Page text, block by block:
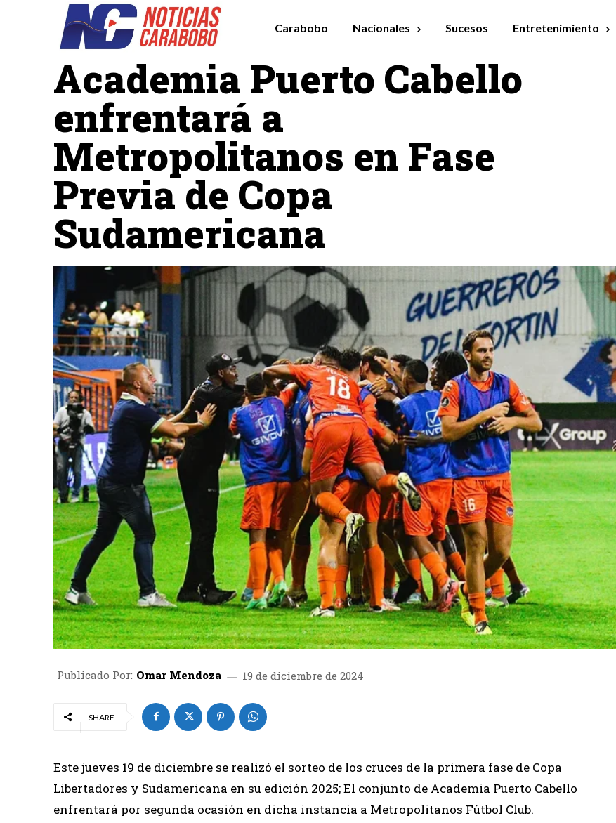
Carabobo Nacionales Sucesos Entretenimiento
Deportes
Academia Puerto Cabello
enfrentará a
Metropolitanos en Fase
Previa de Copa
Sudamericana
Publicado Por: Omar Mendoza 19 de diciembre de 2024
SHARE
Este jueves 19 de diciembre se realizó el sorteo de los cruces de la primera fase de Copa
Libertadores y Sudamericana en su edición 2025; El conjunto de Academia Puerto Cabello
enfrentará por segunda ocasión en dicha instancia a Metropolitanos Fútbol Club.